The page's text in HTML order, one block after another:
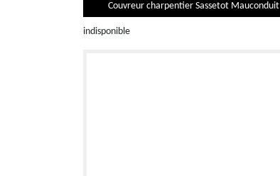
Couvreur charpentier Sassetot Mauconduit
indisponible